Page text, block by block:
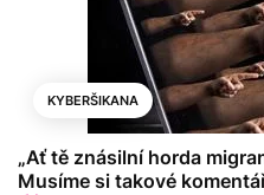
KYBERŠIKANA
„Ať tě znásilní horda
Musíme si takové